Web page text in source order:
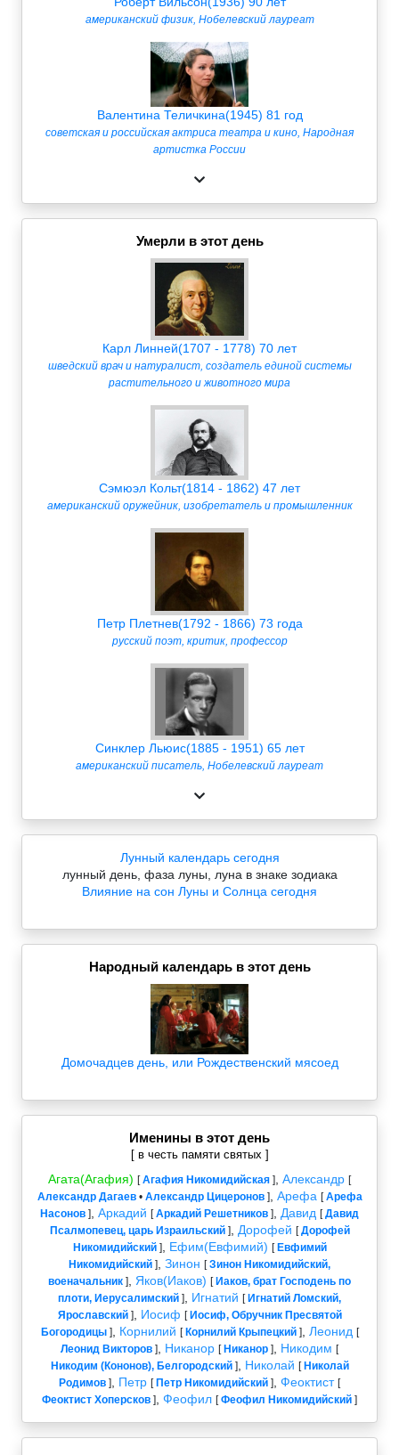
американский физик, Нобелевский лауреат
Валентина Теличкина(1945) 81 год
советская и российская актриса театра и кино, Народная
артистка России
Умерли в этот день
Карл Линней(1707 - 1778) 70 лет
шведский врач и натуралист, создатель единой системы
растительного и животного мира
Сэмюэл Кольт(1814 - 1862) 47 лет
американский оружейник, изобретатель и промышленник
Петр Плетнев(1792 - 1866) 73 года
русский поэт, критик, профессор
Синклер Льюис(1885 - 1951) 65 лет
американский писатель, Нобелевский лауреат
Лунный календарь сегодня
лунный день, фаза луны, луна в знаке зодиака
Влияние на сон Луны и Солнца сегодня
Народный календарь в этот день
Домочадцев день, или Рождественский мясоед
Именины в этот день
[ в честь памяти святых ]
Агата(Агафия) [Агафия Никомидийская ] Александр [
Александр Дагаев• Александр Цицеронов], Арефа [Арефа
Насонов ] Аркадий [Аркадий Решетников ] Давид [Давид
Псалмопевец, царь Израильский], Дорофей [Дорофей
Никомидийский], Ефим(Евфимий) [Евфимий
Никомидийский ] Зинон [Зинон Никомидийский,
военачальник ] Яков(Иаков) [Иаков, брат Господень по
плоти, Иерусалимский ] Игнатий [Игнатий Ломский,
Ярославский], Иосиф [Иосиф, Обручник Пресвятой
Богородицы], Корнилий [Корнилий Крыпецкий], Леонид [
Леонид Викторов ] Никанор [Никанор ] Никодим [
Никодим (Кононов), Белгородский], Николай [Николай
Родимов ] Петр [Петр Никомидийский ] Феоктист [
Феоктист Хоперсков ] Феофил [Феофил Никомидийский ]